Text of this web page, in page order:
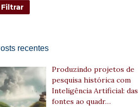
recentes
Produzindo projetos de
pesquisa histórica com
Inteligência Artificial: das
fontes ao quadr…